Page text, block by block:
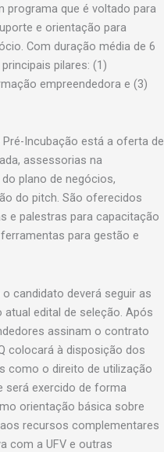
programa que é voltado para
e orientação para
Com duração média de 6
pilares: (1)
empreendedora e (3)
Incubação está a oferta de
assessorias na
plano de negócios,
do pitch. São oferecidos
e palestras para capacitação
para gestão e
candidato deverá seguir as
edital de seleção. Após
assinam o contrato
colocará à disposição dos
como o direito de utilização
será exercido de forma
orientação básica sobre
recursos complementares
com a UFV e outras